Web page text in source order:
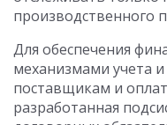
производственного
Для обеспечения
механизмами учета
поставщикам и
разработанная